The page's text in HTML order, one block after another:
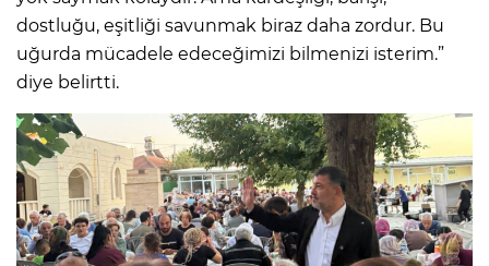
dostluğu, eşitliği savunmak biraz daha zordur. Bu
uğurda mücadele edeceğimizi bilmenizi isterim.”
diye belirtti.